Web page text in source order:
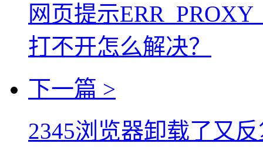
网页提示
打不开怎么解决？
下一篇 >
2345浏览器卸载了又